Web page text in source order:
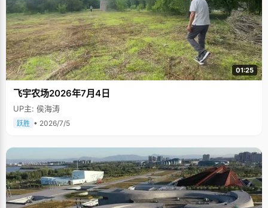
01:25
飞宇农场2026年7月4日
UP主: 侯海涛
跃胜 • 2026/7/5